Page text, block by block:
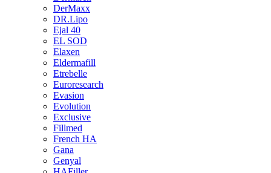
DerMaxx
DR.Lipo
Ejal 40
EL SOD
Elaxen
Eldermafill
Etrebelle
Euroresearch
Evasion
Evolution
Exclusive
Fillmed
French HA
Gana
Genyal